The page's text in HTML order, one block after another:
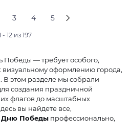
3 4 5
- 12 из 197
— требует особого,
визуальному оформлению города,
В этом разделе мы собрали
создания праздничной
флагов до масштабных
вы найдете все,
Дню Победы профессионально,